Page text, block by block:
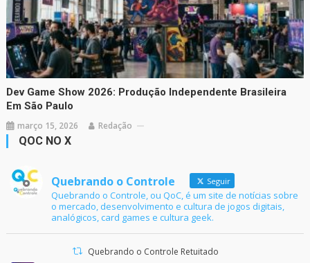
Dev Game Show 2026: Produção Independente Brasileira
Em São Paulo
março 15, 2026 Redação
QOC NO X
Quebrando o Controle Seguir
Quebrando o Controle, ou QoC, é um site de notícias sobre
o mercado, desenvolvimento e cultura de jogos digitais,
analógicos, card games e cultura geek.
Quebrando o Controle Retuitado